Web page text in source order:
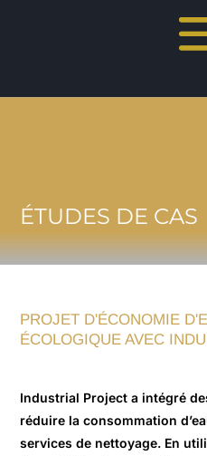
ÉTUDES DE CAS
PROJET D'ÉCONOMIE
ÉCOLOGIQUE AVEC
Industrial Project a intégré
réduire la consommation
services de nettoyage. En